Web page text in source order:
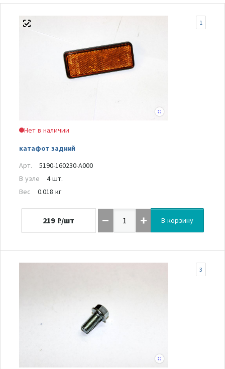
Нет в наличии
катафот задний
1
Арт.
5190-160230-A000
В узле
4 шт.
Вес
0.018 кг
219 ₽/шт В корзину
3